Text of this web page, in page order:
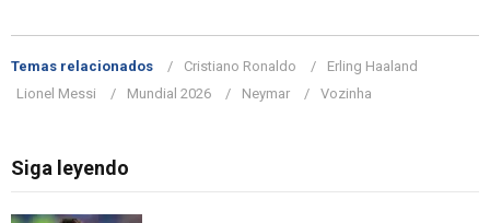
Temas relacionados Cristiano Ronaldo
Erling Haaland
Lionel Messi
Mundial 2026 Neymar Vozinha
Siga leyendo